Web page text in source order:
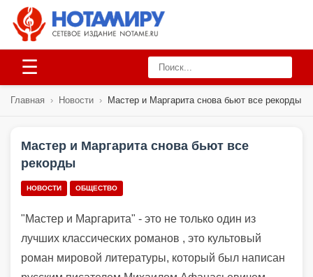
☰
Главная › Новости › Мастер и Маргарита снова бьют все рекорды
Мастер и Маргарита снова бьют все
рекорды
НОВОСТИ ОБЩЕСТВО
"Мастер и Маргарита" - это не только один из
лучших классических романов , это культовый
роман мировой литературы, который был написан